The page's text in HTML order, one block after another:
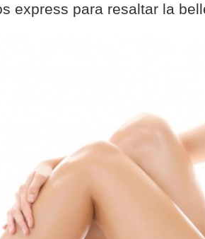
express para resaltar la